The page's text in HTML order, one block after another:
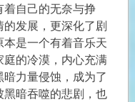
自己的无奈与挣
发展，更深化了剧
是一个有着音乐天
的冷漠，内心充满
力量侵蚀，成为了
暗吞噬的悲剧，也